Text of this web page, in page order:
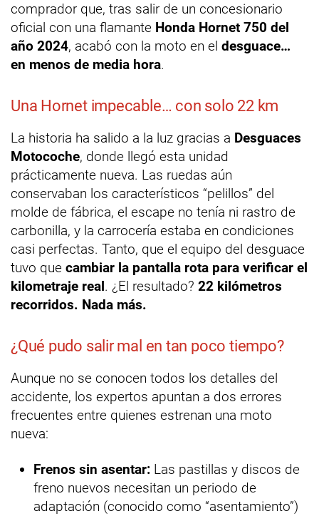
comprador que, tras salir de un concesionario
oficial con una flamante Honda Hornet 750 del
año 2024, acabó con la moto en el desguace…
en menos de media hora.
Una Hornet impecable… con solo 22 km
La historia ha salido a la luz gracias a Desguaces
Motocoche, donde llegó esta unidad
prácticamente nueva. Las ruedas aún
conservaban los característicos “pelillos” del
molde de fábrica, el escape no tenía ni rastro de
carbonilla, y la carrocería estaba en condiciones
casi perfectas. Tanto, que el equipo del desguace
tuvo que cambiar la pantalla rota para verificar el
kilometraje real. ¿El resultado? 22 kilómetros
recorridos. Nada más.
¿Qué pudo salir mal en tan poco tiempo?
Aunque no se conocen todos los detalles del
accidente, los expertos apuntan a dos errores
frecuentes entre quienes estrenan una moto
nueva:
Frenos sin asentar: Las pastillas y discos de
freno nuevos necesitan un periodo de
adaptación (conocido como “asentamiento”)